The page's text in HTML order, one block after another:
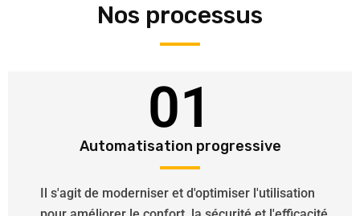
Nos processus
01
Automatisation progressive
Il s'agit de moderniser et d'optimiser l'utilisation